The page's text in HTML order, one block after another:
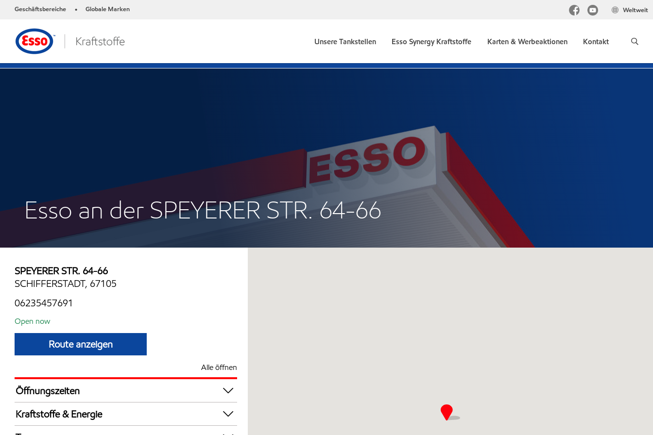
Geschäftsbereiche • Globale Marken Weltweit
Unsere Tankstellen Esso Synergy Kraftstoffe Karten & Werbeaktionen Kontakt
Esso an der SPEYERER STR. 64-66
SPEYERER STR. 64-66
SCHIFFERSTADT, 67105
06235457691
Open now
Route anzeigen
Alle öffnen
Öffnungszeiten
Mon
Die
Kraftstoffe & Energie
AdBlue in Kanistern